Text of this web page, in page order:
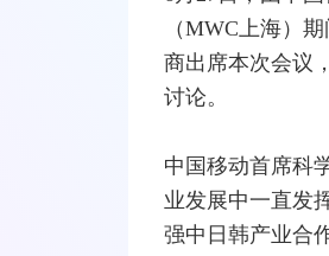
（MWC上海）
商出席本次会议
讨论。
中国移动首席科
业发展中一直发
强中日韩产业合